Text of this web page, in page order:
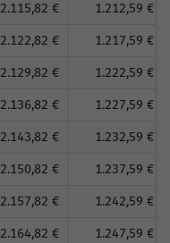
2.115,82 € 1.212,59 €
2.122,82 € 1.217,59 €
2.129,82 € 1.222,59 €
2.136,82 € 1.227,59 €
2.143,82 € 1.232,59 €
2.150,82 € 1.237,59 €
2.157,82 € 1.242,59 €
2.164,82 € 1.247,59 €